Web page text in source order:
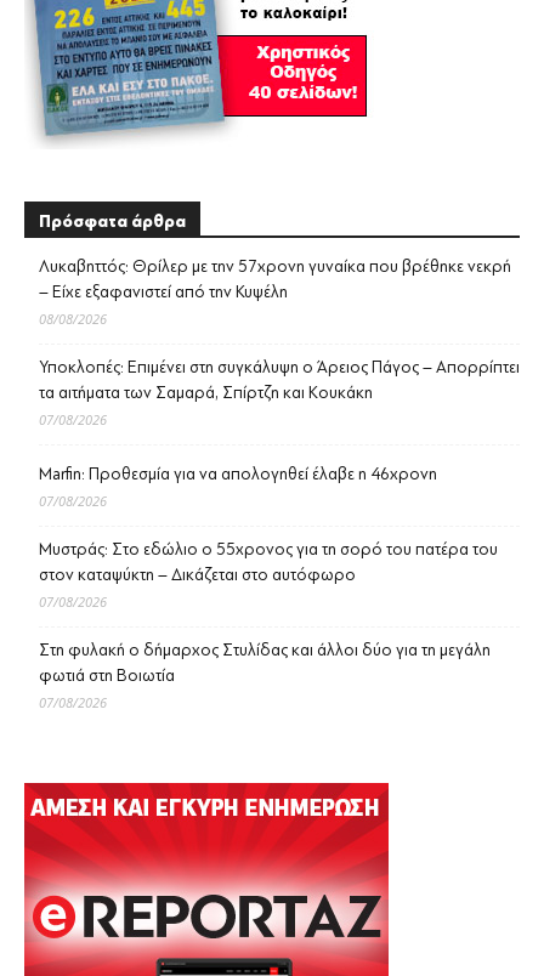
Πρόσφατα άρθρα
Λυκαβηττός: Θρίλερ με την 57χρονη γυναίκα που βρέθηκε νεκρή
– Είχε εξαφανιστεί από την Κυψέλη
08/08/2026
Υποκλοπές: Επιμένει στη συγκάλυψη ο Άρειος Πάγος – Απορρίπτει
τα αιτήματα των Σαμαρά, Σπίρτζη και Κουκάκη
07/08/2026
Marfin: Προθεσμία για να απολογηθεί έλαβε η 46χρονη
07/08/2026
Μυστράς: Στο εδώλιο ο 55χρονος για τη σορό του πατέρα του
στον καταψύκτη – Δικάζεται στο αυτόφωρο
07/08/2026
Στη φυλακή ο δήμαρχος Στυλίδας και άλλοι δύο για τη μεγάλη
φωτιά στη Βοιωτία
07/08/2026